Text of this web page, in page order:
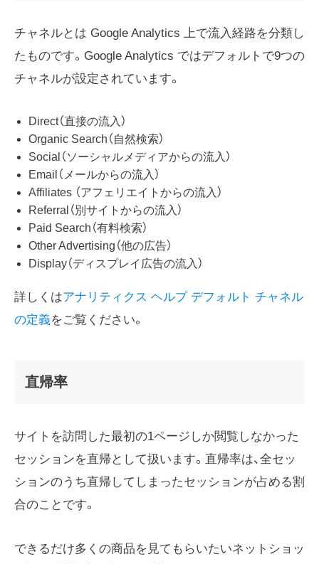
チャネルとは Google Analytics 上で流入経路を分類し
たものです。Google Analytics ではデフォルトで9つの
チャネルが設定されています。
Direct（直接の流入）
Organic Search（自然検索）
Social（ソーシャルメディアからの流入）
Email（メールからの流入）
Affiliates （アフェリエイトからの流入）
Referral（別サイトからの流入）
Paid Search（有料検索）
Other Advertising（他の広告）
Display（ディスプレイ広告の流入）
詳しくはアナリティクス ヘルプ デフォルト チャネル
の定義をご覧ください。
直帰率
サイトを訪問した最初の1ページしか閲覧しなかった
セッションを直帰として扱います。直帰率は、全セッ
ションのうち直帰してしまったセッションが占める割
合のことです。
できるだけ多くの商品を見てもらいたいネットショッ